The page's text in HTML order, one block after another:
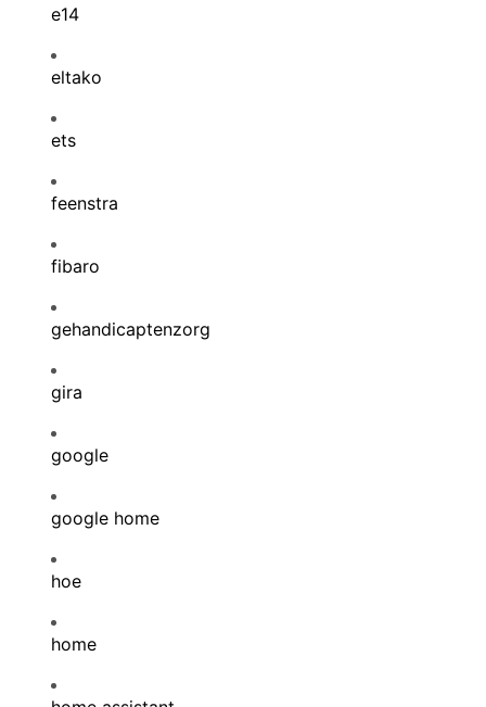
e14
eltako
ets
feenstra
fibaro
gehandicaptenzorg
gira
google
google home
hoe
home